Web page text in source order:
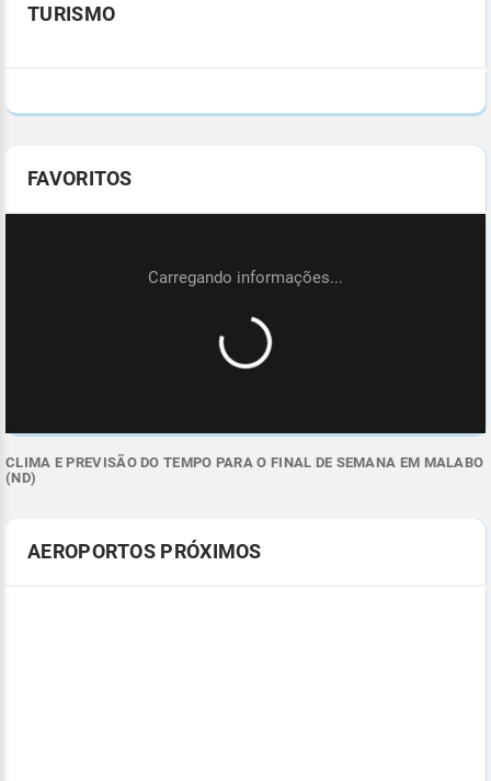
TURISMO
FAVORITOS
CLIMA E PREVISÃO DO TEMPO PARA O FINAL DE SEMANA EM MALABO
(ND)
AEROPORTOS PRÓXIMOS